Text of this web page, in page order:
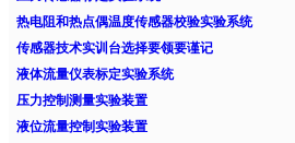
热电阻和热点偶温度传感器校验实验系统
传感器技术实训台选择要领要谨记
液体流量仪表标定实验系统
压力控制测量实验装置
液位流量控制实验装置